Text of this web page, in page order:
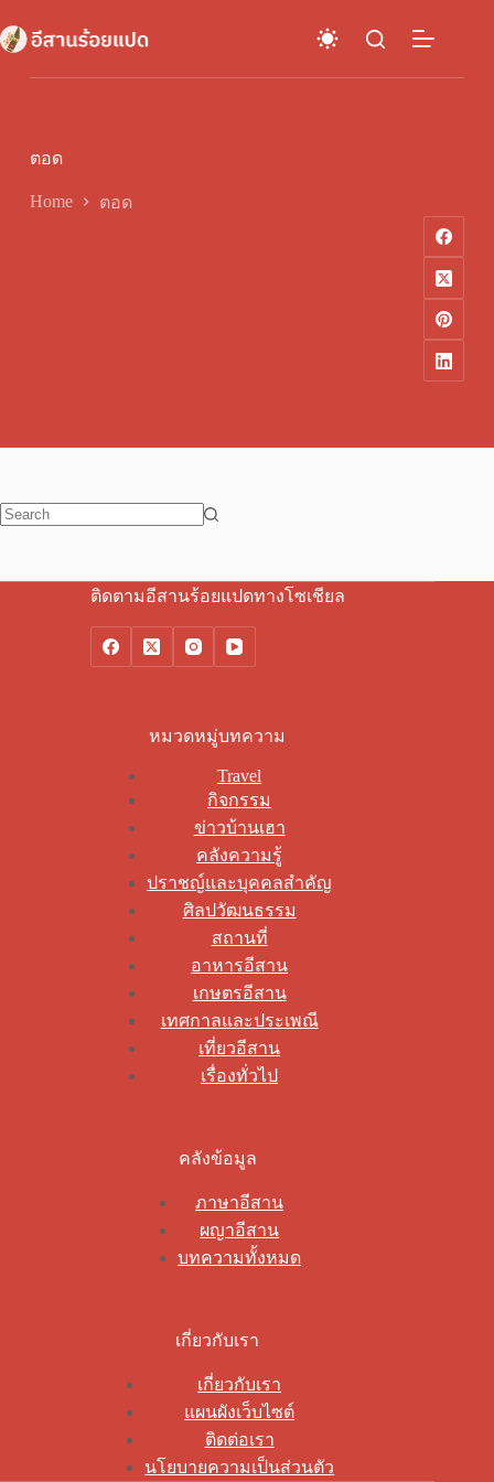
to
content
ตอด
Home ตอด
ติดตามอีสานร้อยแปดทางโซเชียล
หมวดหมู่บทความ
Travel
กิจกรรม
ข่าวบ้านเฮา
คลังความรู้
ปราชญ์และบุคคลสำคัญ
ศิลปวัฒนธรรม
สถานที่
อาหารอีสาน
เกษตรอีสาน
เทศกาลและประเพณี
เที่ยวอีสาน
เรื่องทั่วไป
คลังข้อมูล
ภาษาอีสาน
ผญาอีสาน
บทความทั้งหมด
เกี่ยวกับเรา
เกี่ยวกับเรา
แผนผังเว็บไซต์
ติดต่อเรา
นโยบายความเป็นส่วนตัว